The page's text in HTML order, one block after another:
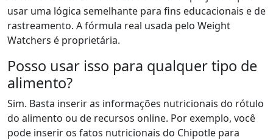
usar uma lógica semelhante para fins educacionais e de
rastreamento. A fórmula real usada pelo Weight
Watchers é proprietária.
Posso usar isso para qualquer tipo de
alimento?
Sim. Basta inserir as informações nutricionais do rótulo
do alimento ou de recursos online. Por exemplo, você
pode inserir os fatos nutricionais do Chipotle para